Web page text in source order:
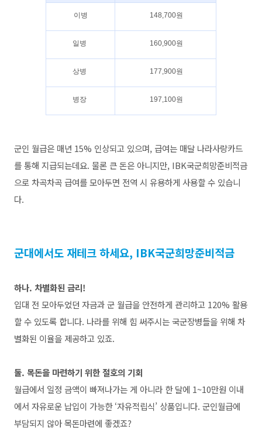
이병 148,700원
일병 160,900원
상병 177,900원
병장 197,100원
군인 월급은 매년 15% 인상되고 있으며, 급여는 매달 나라사랑카드
를 통해 지급되는데요. 물론 큰 돈은 아니지만, IBK국군희망준비적금
으로 차곡차곡 급여를 모아두면 전역 시 유용하게 사용할 수 있습니
다.
군대에서도 재테크 하세요, IBK국군희망준비적금
하나. 차별화된 금리!
입대 전 모아두었던 자금과 군 월급을 안전하게 관리하고 120% 활용
할 수 있도록 합니다. 나라를 위해 힘 써주시는 국군장병들을 위해 차
별화된 이율을 제공하고 있죠.
둘. 목돈을 마련하기 위한 절호의 기회
월급에서 일정 금액이 빠져나가는 게 아니라 한 달에 1~10만원 이내
에서 자유로운 납입이 가능한 ‘자유적립식’ 상품입니다. 군인월급에
부담되지 않아 목돈마련에 좋겠죠?